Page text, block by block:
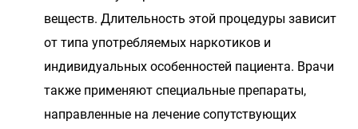
веществ. Длительность этой процедуры зависит
от типа употребляемых наркотиков и
индивидуальных особенностей пациента. Врачи
также применяют специальные препараты,
направленные на лечение сопутствующих